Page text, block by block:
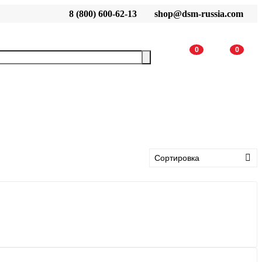
8 (800) 600-62-13 shop@dsm-russia.com
0 0